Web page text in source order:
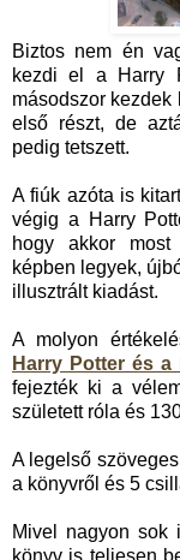
Biztos nem én
kezdi el a Harry
másodszor kezdek
első részt, de
pedig tetszett.
A fiúk azóta is
végig a Harry
hogy akkor
képben legyek,
illusztrált kiadást.
A molyon
Harry Potter és
fejezték ki a
született róla és
A legelső
a könyvről és 5
Mivel nagyon sok